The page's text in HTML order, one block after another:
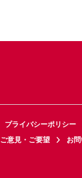
プライバシーポリシー
ご意見・ご要望 お